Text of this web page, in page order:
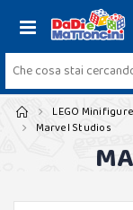
LEGO
Marvel Studios